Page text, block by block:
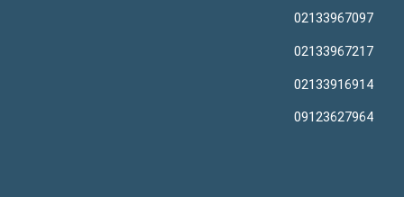
02133967097
02133967217
02133916914
09123627964